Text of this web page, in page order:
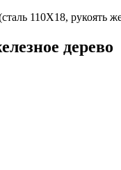
110Х18, рукоять
дерево